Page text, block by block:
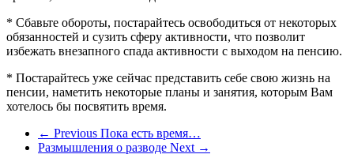
* Сбавьте обороты, постарайтесь освободиться от некоторых
обязанностей и сузить сферу активности, что позволит
избежать внезапного спада активности с выходом на пенсию.
* Постарайтесь уже сейчас представить себе свою жизнь на
пенсии, наметить некоторые планы и занятия, которым Вам
хотелось бы посвятить время.
← Previous Пока есть время…
Размышления о разводе Next →